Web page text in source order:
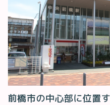
前橋市の中心部に位置